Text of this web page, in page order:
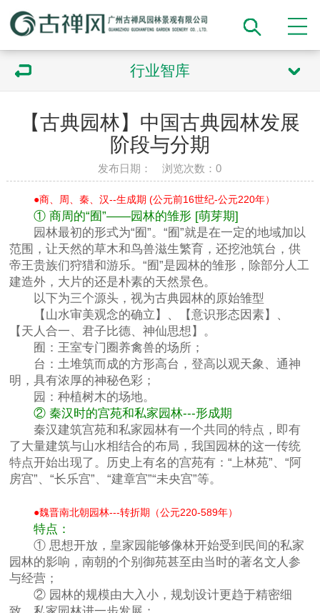
行业智库
【古典园林】中国古典园林发展
阶段与分期
发布日期： 浏览次数：0
●商、周、秦、汉--生成期 (公元前16世纪-公元220年）
① 商周的“囿”——园林的雏形 [萌芽期]
园林最初的形式为“囿”。“囿”就是在一定的地域加以
范围，让天然的草木和鸟兽滋生繁育，还挖池筑台，供
帝王贵族们狩猎和游乐。“囿”是园林的雏形，除部分人工
建造外，大片的还是朴素的天然景色。
以下为三个源头，视为古典园林的原始雏型
【山水审美观念的确立】、【意识形态因素】、
【天人合一、君子比德、神仙思想】。
囿：王室专门圈养禽兽的场所；
台：土堆筑而成的方形高台，登高以观天象、通神
明，具有浓厚的神秘色彩；
园：种植树木的场地。
② 秦汉时的宫苑和私家园林---形成期
秦汉建筑宫苑和私家园林有一个共同的特点，即有
了大量建筑与山水相结合的布局，我国园林的这一传统
特点开始出现了。历史上有名的宫苑有：“上林苑”、“阿
房宫”、“长乐宫”、“建章宫”“未央宫”等。
●魏晋南北朝园林---转折期（公元220-589年）
特点：
① 思想开放，皇家园能够像林开始受到民间的私家
园林的影响，南朝的个别御苑甚至由当时的著名文人参
与经营；
② 园林的规模由大入小，规划设计更趋于精密细